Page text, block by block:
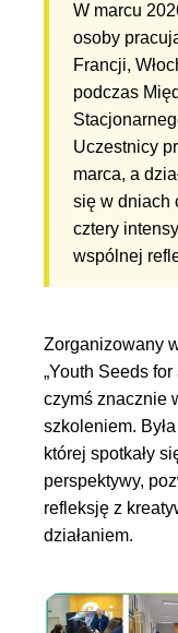
W marcu
osoby
Francji,
podczas
Uczestnicy
marca, a
się w dniach
cztery
wspólnej
Zorganizowany
„Youth Seeds
czymś znacznie
szkoleniem.
której spotkały
perspektywy,
refleksję z
działaniem.